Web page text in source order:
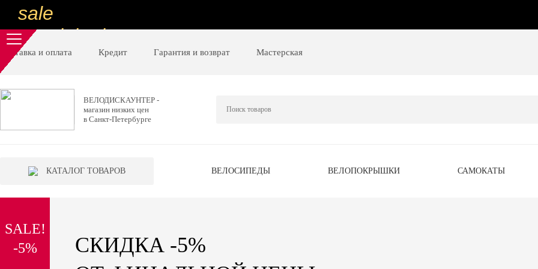
sale
special price
sale
низкие цены
вот дешево
special price
sale
надо брать
Доставка и оплата Кредит Гарантия и возврат Мастерская
ВЕЛОДИСКАУНТЕР -
магазин низких цен
в Санкт-Петербурге
КАТАЛОГ ТОВАРОВ ВЕЛОСИПЕДЫ ВЕЛОПОКРЫШКИ САМОКАТЫ
SALE!
-5%
СКИДКА -5%